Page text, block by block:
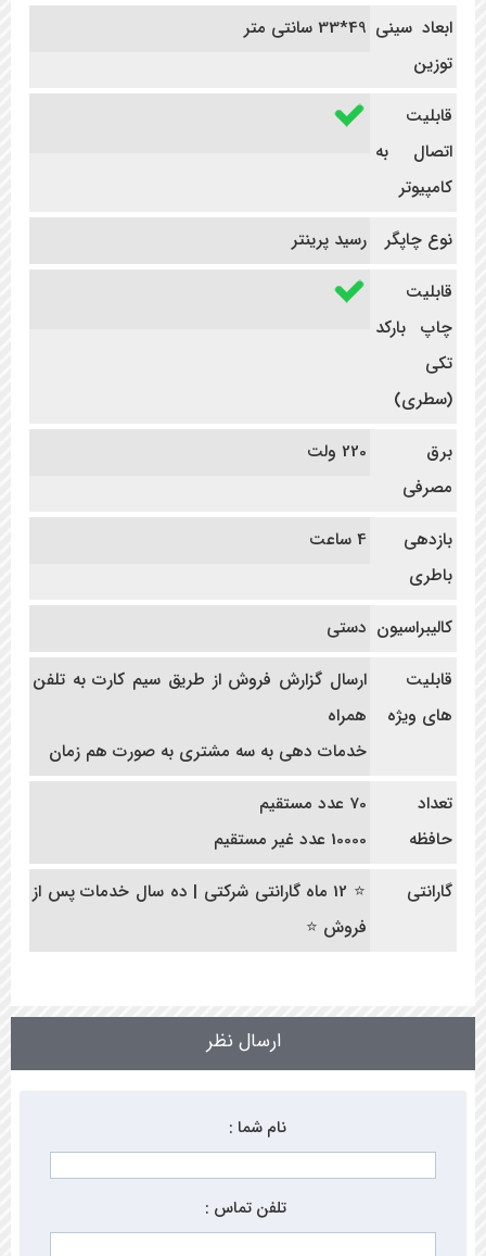
ابعاد سینی
توزین
49*33 سانتی متر
قابلیت
اتصال به
کامپیوتر
نوع چاپگر
رسید پرینتر
قابلیت
چاپ بارکد
تکی
(سطری)
برق
مصرفی
220 ولت
بازدهی
باطری
4 ساعت
کالیبراسیون دستی
قابلیت
های ویژه
ارسال گزارش فروش از طریق سیم کارت به تلفن
همراه
خدمات دهی به سه مشتری به صورت هم زمان
تعداد
حافظه
70 عدد مستقیم
10000 عدد غیر مستقیم
گارانتی
⭐ 12 ماه گارانتی شرکتی | ده سال خدمات پس از
فروش ⭐
ارسال نظر
نام شما :
تلفن تماس :